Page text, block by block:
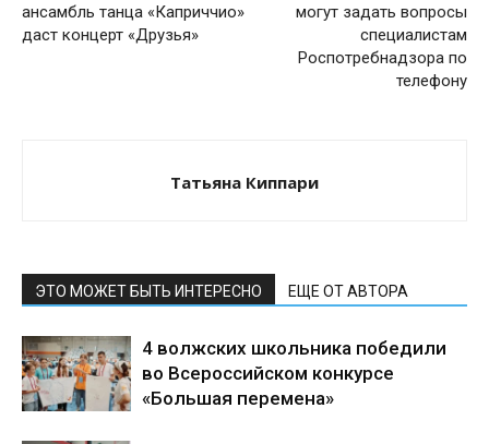
ансамбль танца «Каприччио»
даст концерт «Друзья»
могут задать вопросы
специалистам
Роспотребнадзора по
телефону
Татьяна Киппари
ЭТО МОЖЕТ БЫТЬ ИНТЕРЕСНО ЕЩЕ ОТ АВТОРА
4 волжских школьника победили
во Всероссийском конкурсе
«Большая перемена»